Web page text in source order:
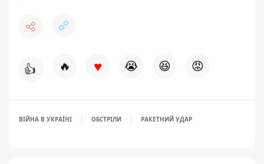
👍 🔥 ♥ 😭 😆 😡
ВІЙНА В УКРАЇНІ ОБСТРІЛИ РАКЕТНИЙ УДАР